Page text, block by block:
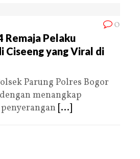
0
Remaja Pelaku
Ciseeng yang Viral di
Parung Polres Bogor
menangkap
[...]